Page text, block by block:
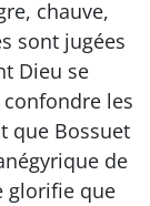
chauve,
sont jugées
Dieu se
les
que Bossuet
de
glorifie que